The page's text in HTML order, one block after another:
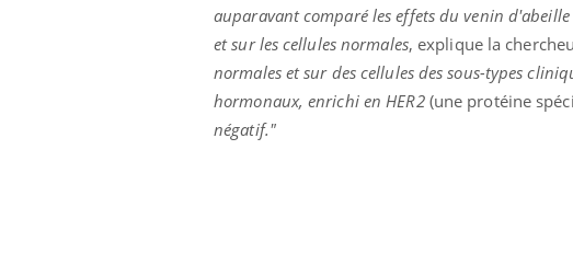
auparavant comparé les effets du venin
et sur les cellules normales, explique la
normales et sur des cellules des sous-types
hormonaux, enrichi en HER2(une protéine
négatif."